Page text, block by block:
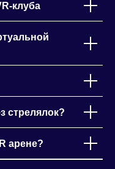
клуба
стрелялок?
арене?